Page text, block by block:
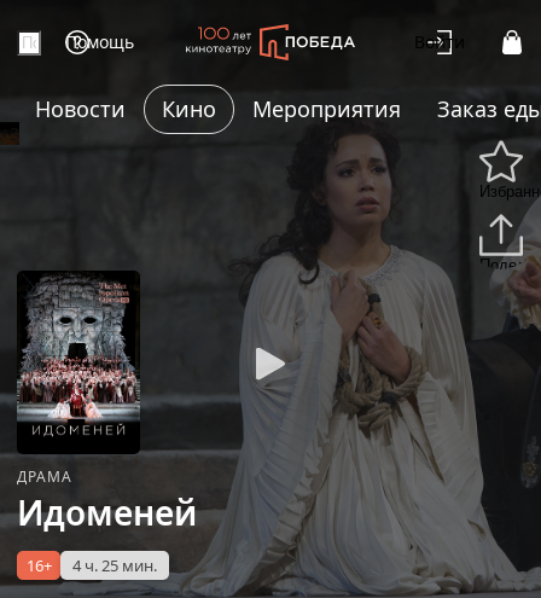
Помощь Войти
Новости Кино Мероприятия Заказ
+3
ДРАМА
Идоменей
16+ 4 ч. 25 мин.